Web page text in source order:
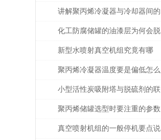
作用
讲解聚丙烯冷凝器与冷却器间的
区分
化工防腐储罐的油漆层为何会脱
落开裂？
新型水喷射真空机组究竟有哪
些“卖点”？
聚丙烯冷凝器温度要是偏低怎么
排除？
小型活性炭吸附塔与脱硫剂的联
合使用说明
聚丙烯储罐选型时要注重的参数
真空喷射机组的一般停机要点说